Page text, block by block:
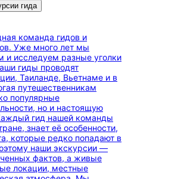
гида
команда гидов и
Уже много лет мы
и исследуем разные уголки
гиды проводят
Таиланде, Вьетнаме и в
путешественникам
популярные
но и настоящую
гид нашей команды
знает её особенности,
которые редко попадают в
наши экскурсии —
фактов, а живые
локации, местные